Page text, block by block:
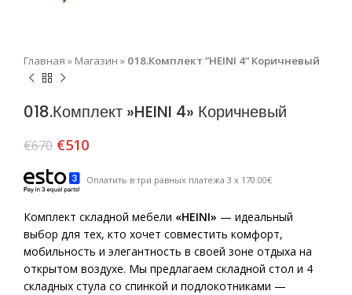
Главная » Магазин » 018.Комплект ”HEINI 4” Коричневый
018.Комплект »HEINI 4» Коричневый
€670 €510
Оплатить в три равных платежа 3 x 170.00€
Комплект складной мебели «HEINI» — идеальный
выбор для тех, кто хочет совместить комфорт,
мобильность и элегантность в своей зоне отдыха на
открытом воздухе. Мы предлагаем складной стол и 4
складных стула со спинкой и подлокотниками —